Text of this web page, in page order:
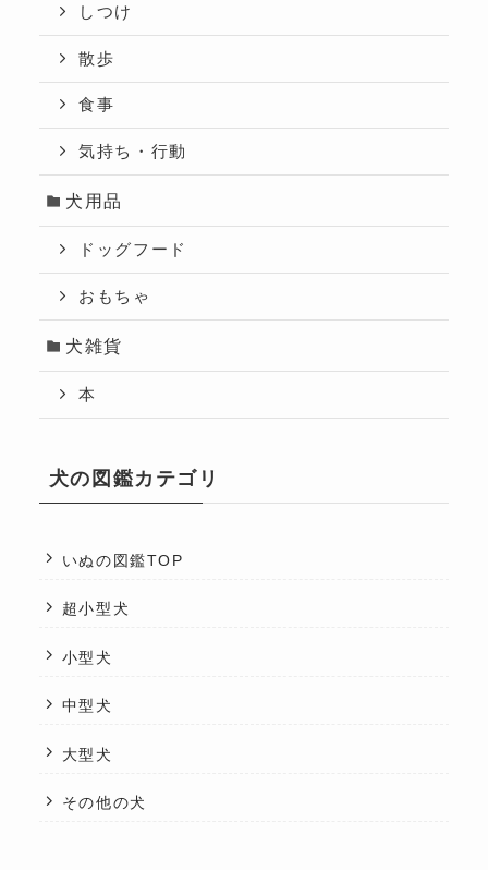
しつけ
散歩
食事
気持ち・行動
犬用品
ドッグフード
おもちゃ
犬雑貨
本
犬の図鑑カテゴリ
いぬの図鑑TOP
超小型犬
小型犬
中型犬
大型犬
その他の犬